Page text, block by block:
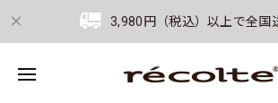
3,980円（税込）以上で全国